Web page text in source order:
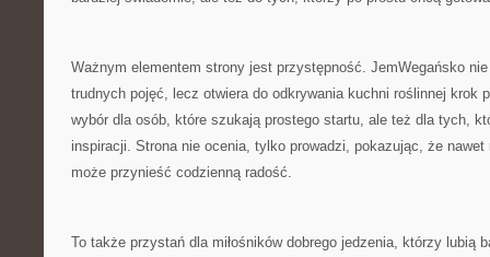
Ważnym elementem strony jest przystępność. JemWegańsko
trudnych pojęć, lecz otwiera do odkrywania kuchni roślinnej krok
wybór dla osób, które szukają prostego startu, ale też dla tych,
inspiracji. Strona nie ocenia, tylko prowadzi, pokazując, że
może przynieść codzienną radość.
To także przystań dla miłośników dobrego jedzenia, którzy lubią